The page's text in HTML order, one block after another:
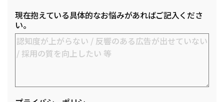
現在抱えている具体的なお悩みがあればご記入くださ
い。